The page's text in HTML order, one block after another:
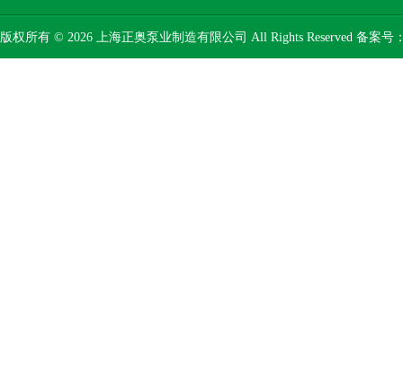
版权所有 © 2026 上海正奥泵业制造有限公司 All Rights Reserved 备案号